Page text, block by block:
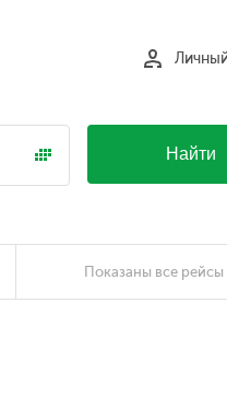
Найти
Показаны все рейсы